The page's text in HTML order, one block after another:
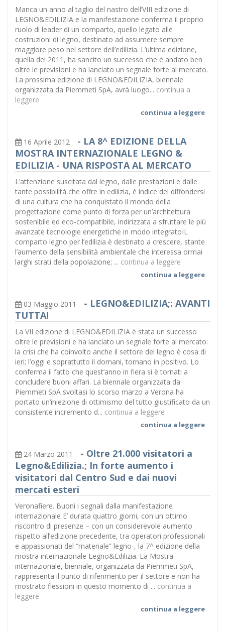
Manca un anno al taglio del nastro dell’VIII edizione di
LEGNO&EDILIZIA e la manifestazione conferma il proprio
ruolo di leader di un comparto, quello legato alle
costruzioni di legno, destinato ad assumere sempre
maggiore peso nel settore dell’edilizia. L’ultima edizione,
quella del 2011, ha sancito un successo che è andato ben
oltre le previsioni e ha lanciato un segnale forte al mercato.
La prossima edizione di LEGNO&EDILIZIA, biennale
organizzata da Piemmeti SpA, avrà luogo... continua a
leggere
continua a leggere
16 Aprile 2012 - LA 8^ EDIZIONE DELLA
MOSTRA INTERNAZIONALE LEGNO &
EDILIZIA - UNA RISPOSTA AL MERCATO
L’attenzione suscitata dal legno, dalle prestazioni e dalle
tante possibilità che offre in edilizia, è indice del diffondersi
di una cultura che ha conquistato il mondo della
progettazione come punto di forza per un’architettura
sostenibile ed eco-compatibile, indirizzata a sfruttare le più
avanzate tecnologie energetiche in modo integratoIL
comparto legno per l’edilizia è destinato a crescere, stante
l’aumento della sensibilità ambientale che interessa ormai
larghi strati della popolazione; ... continua a leggere
continua a leggere
03 Maggio 2011 - LEGNO&EDILIZIA;: AVANTI
TUTTA!
La VII edizione di LEGNO&EDILIZIA è stata un successo
oltre le previsioni e ha lanciato un segnale forte al mercato:
la crisi che ha coinvolto anche il settore del legno è cosa di
ieri; l’oggi e soprattutto il domani, tornano in positivo. Lo
conferma il fatto che quest’anno in fiera si è tornati a
concludere buoni affari. La biennale organizzata da
Piemmeti SpA svoltasi lo scorso marzo a Verona ha
portato un’iniezione di ottimismo del tutto giustificato da un
consistente incremento d... continua a leggere
continua a leggere
24 Marzo 2011 - Oltre 21.000 visitatori a
Legno&Edilizia.; In forte aumento i
visitatori dal Centro Sud e dai nuovi
mercati esteri
Veronafiere. Buoni i segnali dalla manifestazione
internazionale E’ durata quattro giorni, con un ottimo
riscontro di presenze – con un considerevole aumento
rispetto all’edizione precedente, tra operatori professionali
e appassionati del “materiale” legno-, la 7^ edizione della
mostra internazionale Legno&Edilizia. La Mostra
internazionale, biennale, organizzata da Piemmeti SpA,
rappresenta il punto di riferimento per il settore e non ha
mostrato flessioni in questo momento di ... continua a
leggere
continua a leggere